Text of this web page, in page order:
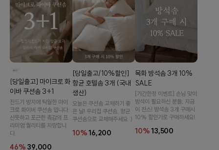
[당일출고] 마이크로 화
이바 쿠션솜 3+1
진드기 방지에 탁월한 마이
크로 화이버 쿠션솜 입니다.
산뜻하고 포근한 촉감의 프
리미엄 퀄리티를 자랑합니
다.
46% 39,000
[당일출고/10%할인]
항균 호텔솜 3개 (국내
생산)
오늘은 쿠션솜 교체하기 좋
은 날! 우리집 쿠션솜, 향균
쿠션솜으로 교체해주세요 :)
10%16,200
목화 방석솜 3개 10%
SALE
[기간한정 이벤트] 손님 맞이
방석이 필요하신 분들, 지금
이 찬스! 방석솜 3개 구매시
10% 할인가로 구매하세요!
10%13,500